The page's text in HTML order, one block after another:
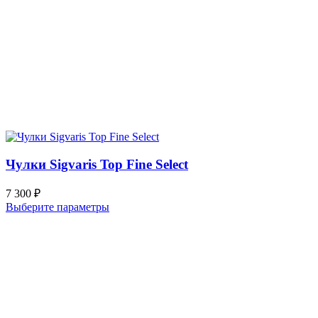
Чулки Sigvaris Top Fine Select
7 300 ₽
Выберите параметры